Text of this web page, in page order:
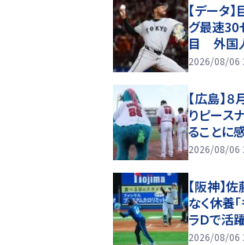
【データ
グ最速
目 外国
2026/08/06
【広島】
りピース
ることに
2026/08/06
【阪神】
なく休養
ラＤで活
2026/08/06